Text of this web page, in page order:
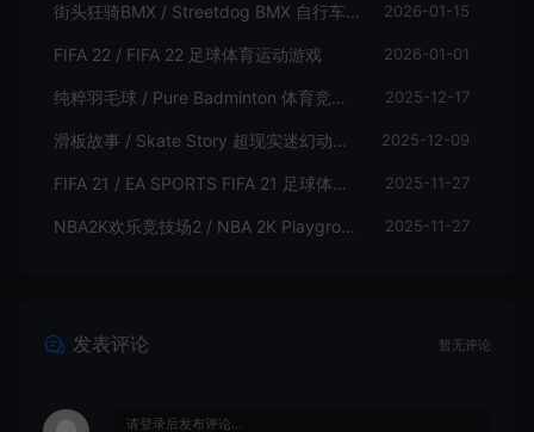
街头狂骑BMX / Streetdog BMX 自行车体育游戏 2026-01-15
FIFA 22 / FIFA 22 足球体育运动游戏 2026-01-01
纯粹羽毛球 / Pure Badminton 体育竞技游戏 2025-12-17
滑板故事 / Skate Story 超现实迷幻动作体育游戏 2025-12-09
FIFA 21 / EA SPORTS FIFA 21 足球体育运动游戏 2025-11-27
NBA2K欢乐竞技场2 / NBA 2K Playgrounds 2 街头篮球体育游戏 2025-11-27
发表评论 暂无评论